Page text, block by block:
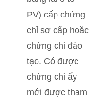
PV) cấp chứng
chỉ sơ cấp hoặc
chứng chỉ đào
tạo. Có được
chứng chỉ ấy
mới được tham